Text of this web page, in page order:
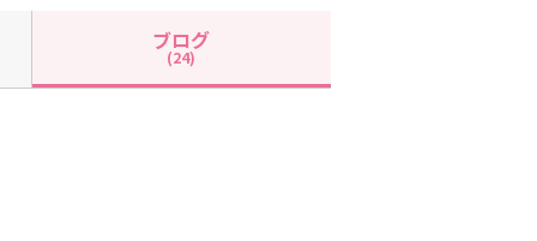
ブログ
(24)